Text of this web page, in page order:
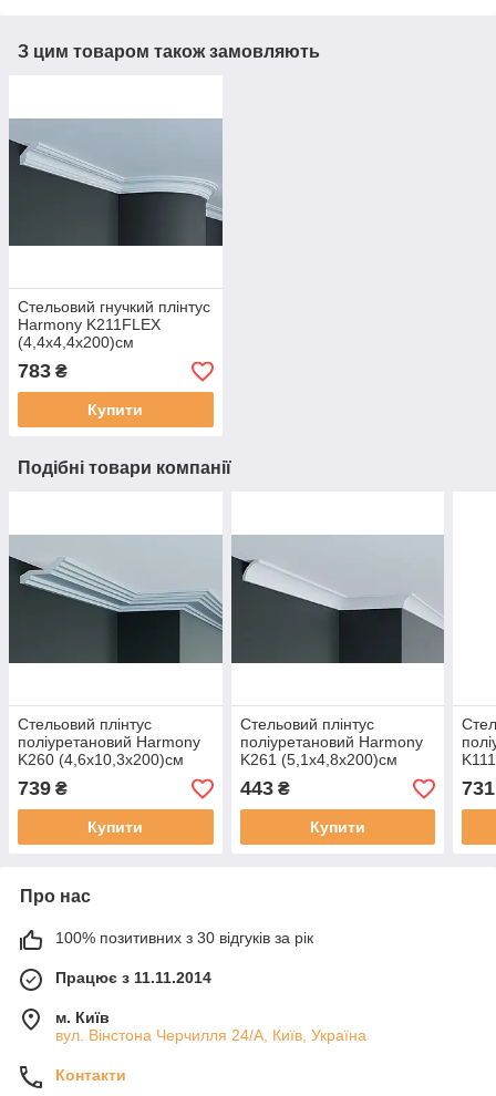
З цим товаром також замовляють
Стельовий гнучкий плінтус
Harmony K211FLEX
(4,4х4,4х200)см
783 ₴
Купити
Подібні товари компанії
Стельовий плінтус
поліуретановий Harmony
K260 (4,6х10,3х200)см
739 ₴
Купити
Стельовий плінтус
поліуретановий Harmony
K261 (5,1х4,8х200)см
443₴
Купити
731
Про нас
100% позитивних з 30 відгуків за рік
Працює з 11.11.2014
м. Київ
вул. Вінстона Черчилля 24/А, Київ, Україна
Контакти